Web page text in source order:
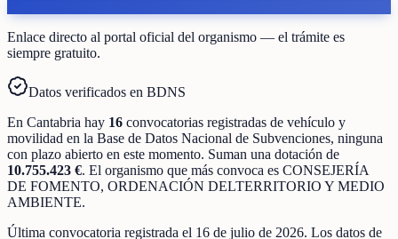
Enlace directo al portal oficial del organismo — el trámite es
siempre gratuito.
Datos verificados en BDNS
En Cantabria hay 16 convocatorias registradas de vehículo y
movilidad en la Base de Datos Nacional de Subvenciones, ninguna
con plazo abierto en este momento. Suman una dotación de
10.755.423 €. El organismo que más convoca es CONSEJERÍA
DE FOMENTO, ORDENACIÓN DELTERRITORIO Y MEDIO
AMBIENTE.
Última convocatoria registrada el 16 de julio de 2026. Los datos de